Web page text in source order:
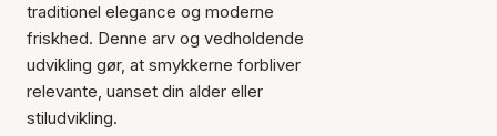
traditionel elegance og moderne
friskhed. Denne arv og vedholdende
udvikling gør, at smykkerne forbliver
relevante, uanset din alder eller
stiludvikling.